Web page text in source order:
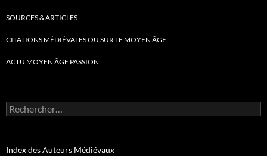
SOURCES & ARTICLES
CITATIONS MÉDIÉVALES OU SUR LE MOYEN ÂGE
ACTU MOYEN ÂGE PASSION
Rechercher :
Index des Auteurs Médiévaux